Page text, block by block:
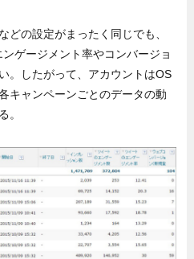
どの設定がまったく同じでも、
ゲージメント率やコンバージョ
。したがって、アカウントはOS
キャンペーンごとのデータの動
。